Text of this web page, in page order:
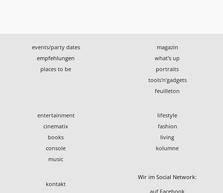
events/party dates
empfehlungen
places to be
magazin
what's up
portraits
tools'n'gadgets
feuilleton
entertainment
cinematix
books
console
music
lifestyle
fashion
living
kolumne
kontakt
Wir im Social Network:
auf Facebook